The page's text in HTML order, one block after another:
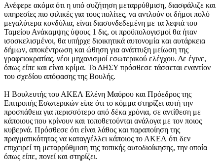
Ανέφερε ακόμα ότι η υπό συζήτηση μεταρρύθμιση, διασφάλιζε και
υπηρεσίες πιο φιλικές για τους πολίτες, να αντλούν οι δήμοι πολύ
μεγαλύτερα κονδύλια, είναι διασυνδεδεμένη με τα λεφτά του
Ταμείου Ανάκαμψης ύψους 1 δις, οι προϋπολογισμοί θα ήταν
ισοσκελισμένοι, θα υπήρχε διοικητικά αυτονομία και αυτάρκεια
δήμων, αποκέντρωση και ώθηση για ανάπτυξη μείωση της
γραφειοκρατίας, νέοι μηχανισμοί εσωτερικού ελέγχου. Δε έγινε,
όπως είπε και είναι κρίμα. Το ΔΗΣΥ πρόσθεσε τάσσεται εναντίον
του σχεδίου απόφασης της Βουλής.
Η Βουλευτής του ΑΚΕΛ Ελένη Μαύρου και Πρόεδρος της
Επιτροπής Εσωτερικών είπε ότι το κόμμα στηρίζει αυτή την
προσπάθεια για περισσότερο από δέκα χρόνια, σε αντίθεση με
κάποιους που κρίνουν και τοποθετούνται ανάλογα με τον ποιος
κυβερνά. Πρόσθεσε ότι είναι λάθος και παραποίηση της
πραγματικότητας να καταγγέλλει κάποιος το ΑΚΕΛ ότι δεν
επιχειρεί τη μεταρρύθμιση της τοπικής αυτοδιοίκησης, την οποία
όπως είπε, πονεί και στηρίζει.